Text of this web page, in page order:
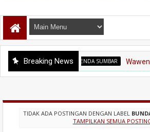
Breaking News
BAPENDA SUMBAR Wawen Satria
TIDAK ADA POSTINGAN DENGAN LABEL
TAMPILKAN SEMUA